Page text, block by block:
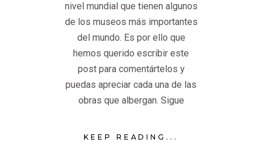
nivel mundial que tienen algunos
de los museos más importantes
del mundo. Es por ello que
hemos querido escribir este
post para comentártelos y
puedas apreciar cada una de las
obras que albergan. Sigue
KEEP READING...